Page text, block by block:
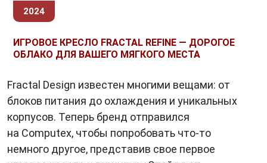
2024
ИГРОВОЕ КРЕСЛО FRACTAL REFINE — ДОРОГОЕ
ОБЛАКО ДЛЯ ВАШЕГО МЯГКОГО МЕСТА
Fractal Design известен многими вещами: от
блоков питания до охлаждения и уникальных
корпусов. Теперь бренд отправился
на Computex, чтобы попробовать что-то
немного другое, представив свое первое